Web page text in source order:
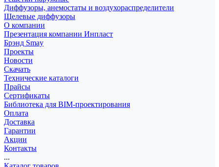
Диффузоры, анемостаты и воздухораспределители
Щелевые диффузоры
О компании
Презентация компании Инпласт
Брэнд Smay
Проекты
Новости
Скачать
Технические каталоги
Прайсы
Сертификаты
Библиотека для BIM-проектирования
Оплата
Доставка
Гарантии
Акции
Контакты
...